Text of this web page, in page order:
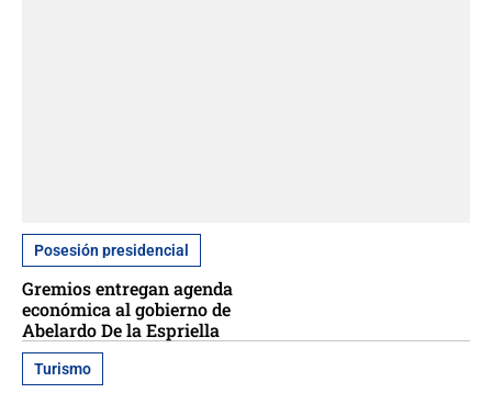
Posesión presidencial
Gremios entregan agenda
económica al gobierno de
Abelardo De la Espriella
Turismo